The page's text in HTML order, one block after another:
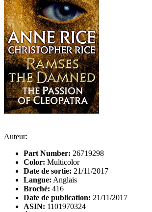
Auteur:
Part Number: 26719298
Color: Multicolor
Date de sortie: 21/11/2017
Langue: Anglais
Broché: 416
Date de publication: 21/11/2017
ASIN: 1101970324